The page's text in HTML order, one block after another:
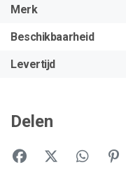
Merk
Beschikbaarheid
Levertijd
Delen